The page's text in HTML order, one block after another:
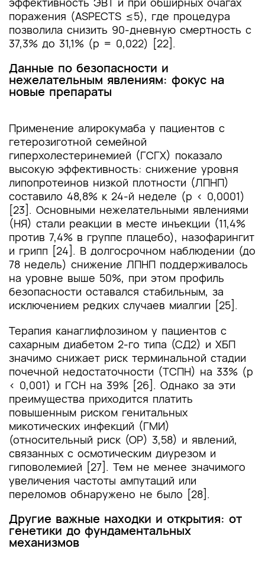
поражения (ASPECTS ≤5), где процедура
позволила снизить 90-дневную смертность с
37,3% до 31,1% (p = 0,022) [22].
Данные по безопасности и
нежелательным явлениям: фокус на
новые препараты
Применение алирокумаба у пациентов с
гетерозиготной семейной
гиперхолестеринемией (ГСГХ) показало
высокую эффективность: снижение уровня
липопротеинов низкой плотности (ЛПНП)
составило 48,8% к 24-й неделе (p < 0,0001)
[23]. Основными нежелательными явлениями
(НЯ) стали реакции в месте инъекции (11,4%
против 7,4% в группе плацебо), назофарингит
и грипп [24]. В долгосрочном наблюдении (до
78 недель) снижение ЛПНП поддерживалось
на уровне выше 50%, при этом профиль
безопасности оставался стабильным, за
исключением редких случаев миалгии [25].
Терапия канаглифлозином у пациентов с
сахарным диабетом 2-го типа (СД2) и ХБП
значимо снижает риск терминальной стадии
почечной недостаточности (ТСПН) на 33% (p
< 0,001) и ГСН на 39% [26]. Однако за эти
преимущества приходится платить
повышенным риском генитальных
микотических инфекций (ГМИ)
(относительный риск (ОР) 3,58) и явлений,
связанных с осмотическим диурезом и
гиповолемией [27]. Тем не менее значимого
увеличения частоты ампутаций или
переломов обнаружено не было [28].
Другие важные находки и открытия: от
генетики до фундаментальных
механизмов